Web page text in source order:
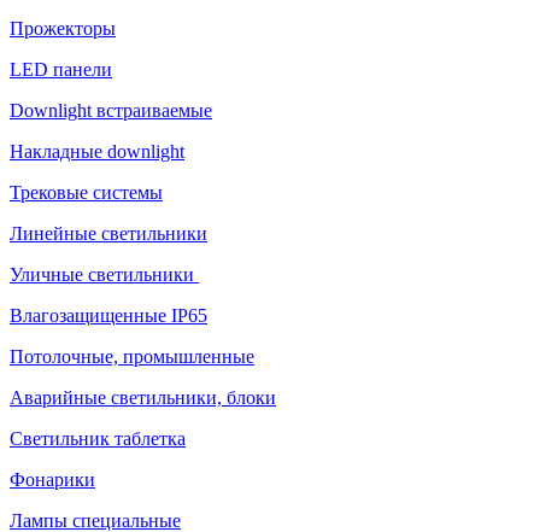
Прожекторы
LED панели
Downlight встраиваемые
Накладные downlight
Трековые системы
Линейные светильники
Уличные светильники
Влагозащищенные IP65
Потолочные, промышленные
Аварийные светильники, блоки
Светильник таблетка
Фонарики
Лампы специальные